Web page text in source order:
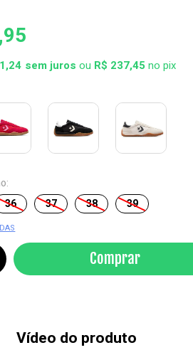
ou R$ 237,45 no pix
36 37 38 39
Comprar
Vídeo do produto